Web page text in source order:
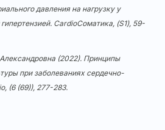
давления на нагрузку у
CardioСоматика, (S1), 59-
(2022). Принципы
при заболеваниях сердечно-
(6 (69)), 277-283.